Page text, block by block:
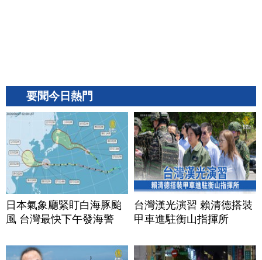
要聞今日熱門
日本氣象廳緊盯白海豚颱
風 台灣最快下午發海警
台灣漢光演習 賴清德搭裝
甲車進駐衡山指揮所